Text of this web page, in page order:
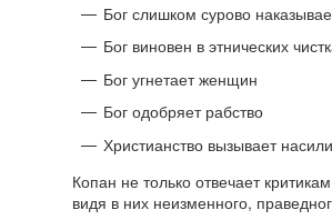
Бог слишком сурово
Бог виновен в этнических
Бог угнетает женщин
Бог одобряет рабство
Христианство вызывает
Копан не только отвечает
видя в них неизменного,